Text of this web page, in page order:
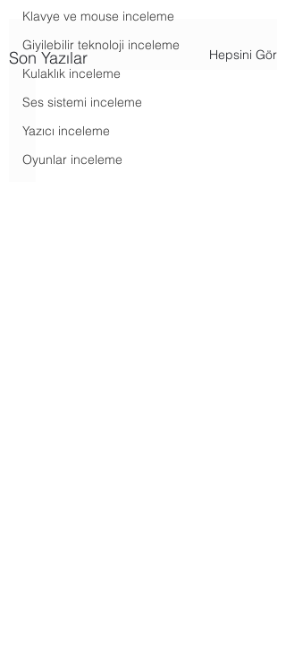
Klavye ve mouse inceleme
Giyilebilir teknoloji inceleme
Kulaklık inceleme
Ses sistemi inceleme
Yazıcı inceleme
Oyunlar inceleme
Son Yazılar Hepsini Gör